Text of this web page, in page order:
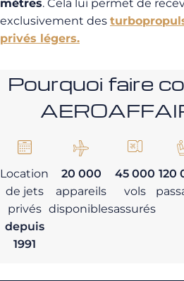
mètres. Cela lui permet de
exclusivement des
privés légers.
Pourquoi faire
Location
de jets
privés
depuis
1991
20 000
appareils
disponibles
45 000
vols
assurés
120